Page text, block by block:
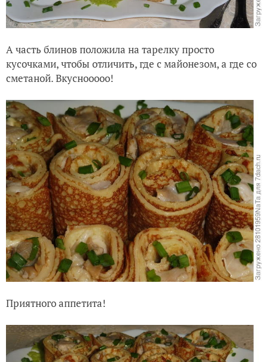
А часть блинов положила на тарелку просто
кусочками, чтобы отличить, где с майонезом, а где со
сметаной. Вкуснооооо!
Приятного аппетита!